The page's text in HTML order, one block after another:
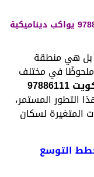
عبدالله تتطور وتاكسي الكويت 97886111 يواكب ديناميكية
هي منطقة
في مختلف
المستمر،
لسكان
التوسع